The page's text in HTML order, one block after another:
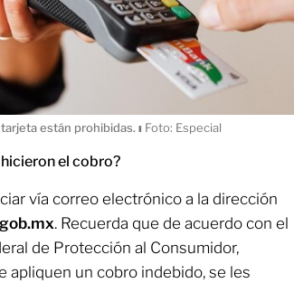
están prohibidas. ı Foto: Especial
el cobro?
vía correo electrónico a la dirección
. Recuerda que de acuerdo con el
de Protección al Consumidor,
apliquen un cobro indebido, se les